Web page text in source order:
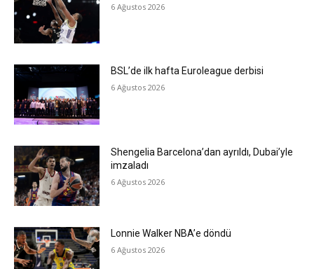
6 Ağustos 2026
BSL’de ilk hafta Euroleague derbisi
6 Ağustos 2026
Shengelia Barcelona’dan ayrıldı, Dubai’yle
imzaladı
6 Ağustos 2026
Lonnie Walker NBA’e döndü
6 Ağustos 2026